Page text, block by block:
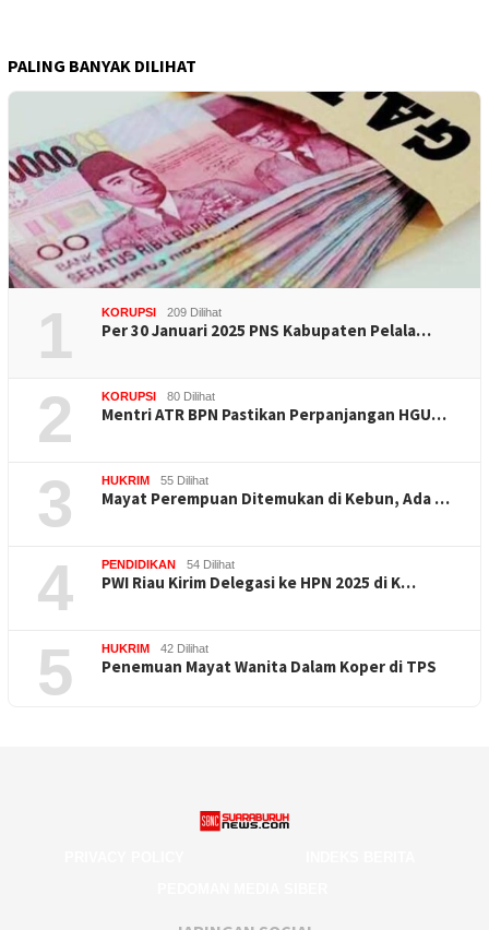
PALING BANYAK DILIHAT
1 KORUPSI 209 Dilihat
Per 30 Januari 2025 PNS Kabupaten Pelala…
2 KORUPSI 80 Dilihat
Mentri ATR BPN Pastikan Perpanjangan HGU…
3 HUKRIM 55 Dilihat
Mayat Perempuan Ditemukan di Kebun, Ada …
4 PENDIDIKAN 54 Dilihat
PWI Riau Kirim Delegasi ke HPN 2025 di K…
5 HUKRIM 42 Dilihat
Penemuan Mayat Wanita Dalam Koper di TPS